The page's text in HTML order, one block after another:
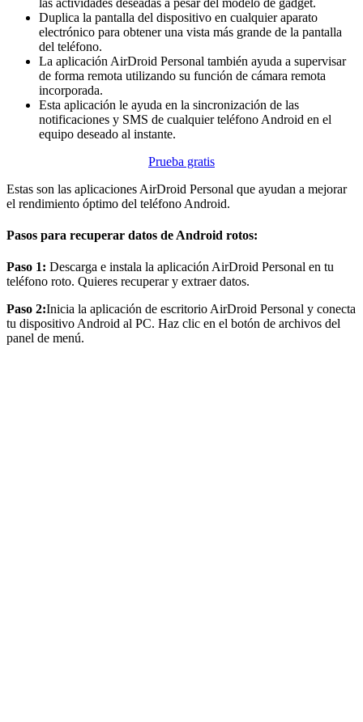
Duplica la pantalla del dispositivo en cualquier aparato
electrónico para obtener una vista más grande de la pantalla
del teléfono.
La aplicación AirDroid Personal también ayuda a supervisar
de forma remota utilizando su función de cámara remota
incorporada.
Esta aplicación le ayuda en la sincronización de las
notificaciones y SMS de cualquier teléfono Android en el
equipo deseado al instante.
Prueba gratis
Estas son las aplicaciones AirDroid Personal que ayudan a mejorar
el rendimiento óptimo del teléfono Android.
Pasos para recuperar datos de Android rotos:
Paso 1: Descarga e instala la aplicación AirDroid Personal en tu
teléfono roto. Quieres recuperar y extraer datos.
Paso 2:Inicia la aplicación de escritorio AirDroid Personal y conecta
tu dispositivo Android al PC. Haz clic en el botón de archivos del
panel de menú.